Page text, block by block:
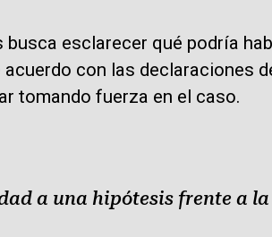
esclarecer qué podría
con las declaraciones
tomando fuerza en el caso.
a una hipótesis frente a la